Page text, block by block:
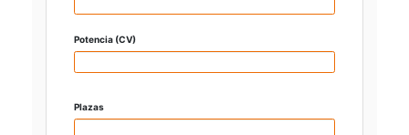
Potencia (CV)
Plazas